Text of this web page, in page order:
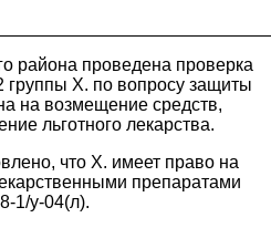
района проведена проверка
Х. по вопросу защиты
на возмещение средств,
льготного лекарства.
что Х. имеет право на
препаратами
1/у-04(л).